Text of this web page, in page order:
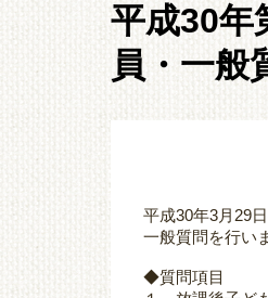
平成30年
員・一般
平成30年3月29
一般質問を行い
◆質問項目